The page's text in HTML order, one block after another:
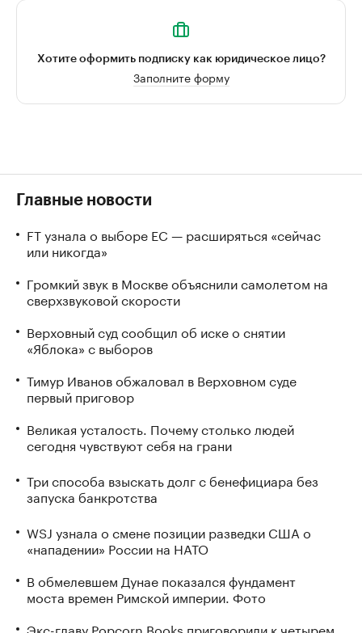
Хотите оформить подписку как юридическое лицо?
Заполните форму
Главные новости
FT узнала о выборе ЕС — расширяться «сейчас
или никогда»
Громкий звук в Москве объяснили самолетом на
сверхзвуковой скорости
Верховный суд сообщил об иске о снятии
«Яблока» с выборов
Тимур Иванов обжаловал в Верховном суде
первый приговор
Великая усталость. Почему столько людей
сегодня чувствуют себя на грани
Три способа взыскать долг с бенефициара без
запуска банкротства
WSJ узнала о смене позиции разведки США о
«нападении» России на НАТО
В обмелевшем Дунае показался фундамент
моста времен Римской империи. Фото
Экс-главу Popcorn Books приговорили к четырем